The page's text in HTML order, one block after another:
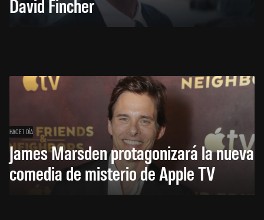
David Fincher
HACE 1 DÍA
James Marsden protagonizará la nueva
comedia de misterio de Apple TV